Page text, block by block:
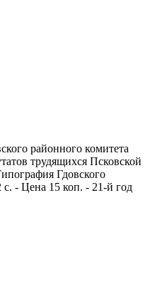
районного комитета
трудящихся Псковской
Гдовского
с. - Цена 15 коп. - 21-й год